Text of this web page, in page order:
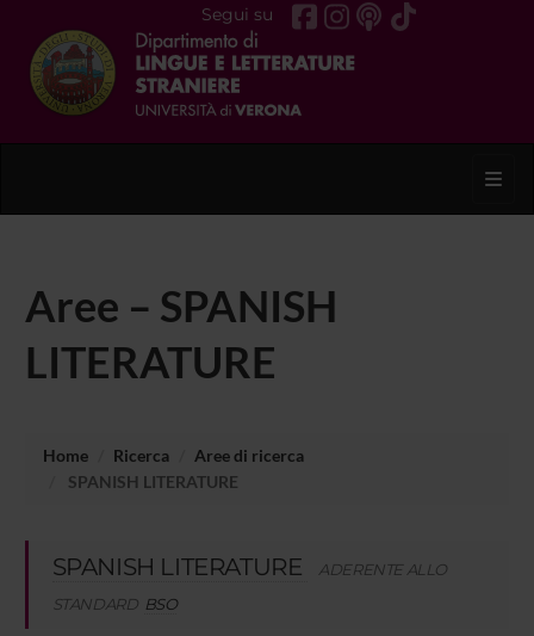
Segui su
Aree – SPANISH
LITERATURE
Home Ricerca
Aree di ricerca
SPANISH LITERATURE
SPANISH LITERATURE
ADERENTE ALLO
STANDARD BSO